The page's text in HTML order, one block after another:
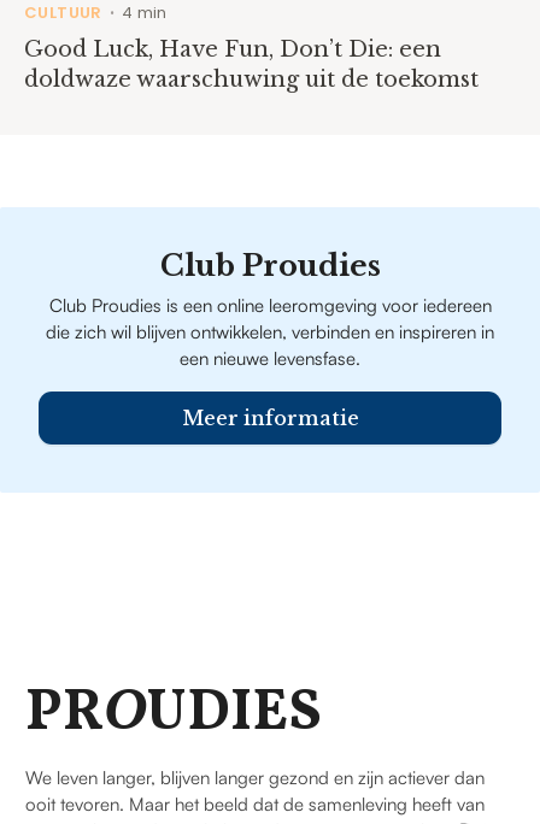
CULTUUR • 4 min
Good Luck, Have Fun, Don’t Die: een
doldwaze waarschuwing uit de toekomst
Club Proudies
Club Proudies is een online leeromgeving voor iedereen
die zich wil blijven ontwikkelen, verbinden en inspireren in
een nieuwe levensfase.
Meer informatie
PROUDIES
We leven langer, blijven langer gezond en zijn actiever dan
ooit tevoren. Maar het beeld dat de samenleving heeft van